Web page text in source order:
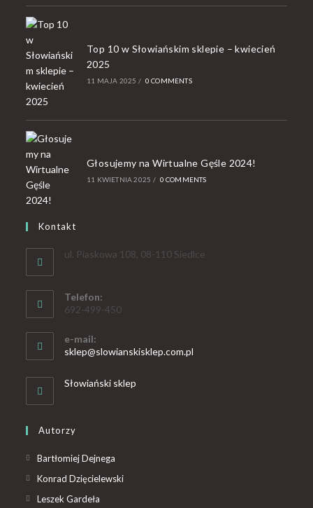
Top 10 w Słowiańskim sklepie – kwiecień
2025
11 MAJA 2025 / 0 COMMENTS
Głosujemy na Wirtualne Gęśle 2024!
11 KWIETNIA 2025 / 0 COMMENTS
Kontakt
ul. Piaskowa 108, 08-110 Siedlce
Telefon:
692-499-450
e-mail:
sklep@slowianskisklep.com.pl
Słowiański sklep
Autorzy
Bartłomiej Dejnega
Konrad Dzięcielewski
Leszek Gardeła